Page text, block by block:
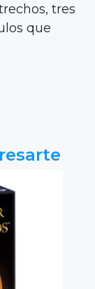
tres
que